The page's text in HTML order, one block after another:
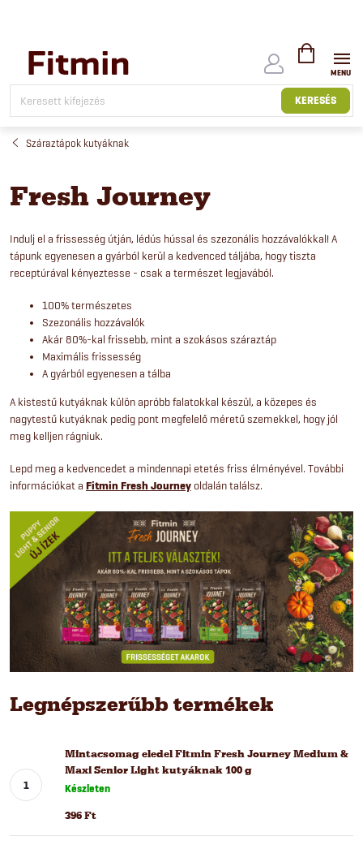
tartalomhoz
KERESÉS
KOSÁR
Száraztápok kutyáknak
Fresh Journey
Indulj el a frissesség útján, lédús hússal és szezonális hozzávalókkal! A
tápunk egyenesen a gyárból kerül a kedvenced táljába, hogy tiszta
receptúrával kényeztesse - csak a természet legjavából.
100% természetes
Szezonális hozzávalók
Akár 80%-kal frissebb, mint a szokásos száraztáp
Maximális frissesség
A gyárból egyenesen a tálba
A kistestű kutyáknak külön apróbb falatokkal készül, a közepes és
nagytestű kutyáknak pedig pont megfelelő méretű szemekkel, hogy jól
meg kelljen rágniuk.
Lepd meg a kedvencedet a mindennapi etetés friss élményével. További
információkat a Fitmin Fresh Journey oldalán találsz.
Legnépszerűbb termékek
Mintacsomag eledel Fitmin Fresh Journey Medium &
Maxi Senior Light kutyáknak 100 g
Készleten
396 Ft